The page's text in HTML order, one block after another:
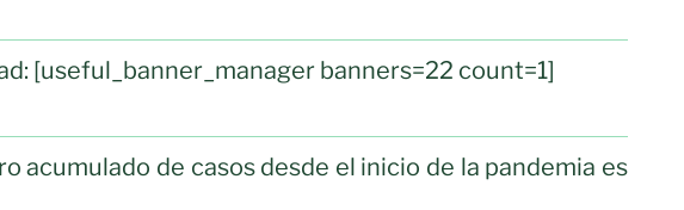
[useful_banner_manager banners=22 count=1]
acumulado de casos desde el inicio de la pandemia es